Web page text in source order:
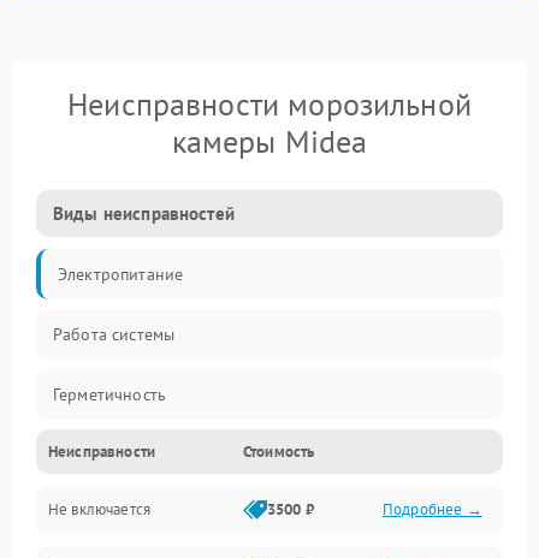
Неисправности морозильной
камеры Midea
Виды неисправностей
Электропитание
Работа системы
Герметичность
Механика
Неисправности Стоимость
Не включается 3500 ₽ Подробнее →